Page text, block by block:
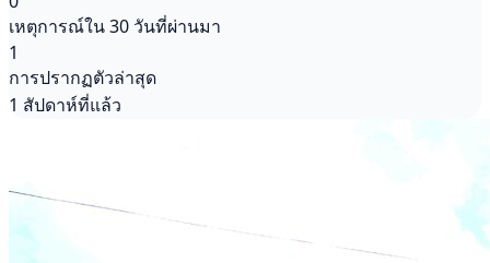
เหตุการณ์ใน 30 วันที่ผ่านมา
1
การปรากฏตัวล่าสุด
1 สัปดาห์ที่แล้ว